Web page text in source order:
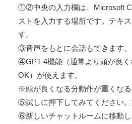
①②中央の入力欄は、Microsoft
ストを入力する場所です。テキ
す。
③音声をもとに会話もできます。
④GPT-4機能（通常より頭が良
OK）が使えます。
※頭が良くなる分動作が重くな
⑤試しに押下してみてください。
⑥新しいチャットルームに移動し